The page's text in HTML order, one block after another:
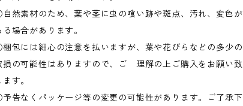
然素材のため、葉や茎に虫の喰い跡や斑点、汚れ、変色が
る場合があります。
包には細心の注意を払いますが、葉や花びらなどの多少の
損の可能性はありますので、ご 理解の上ご購入をお願い致
ます。
告なくパッケージ等の変更の可能性があります。ご了承下